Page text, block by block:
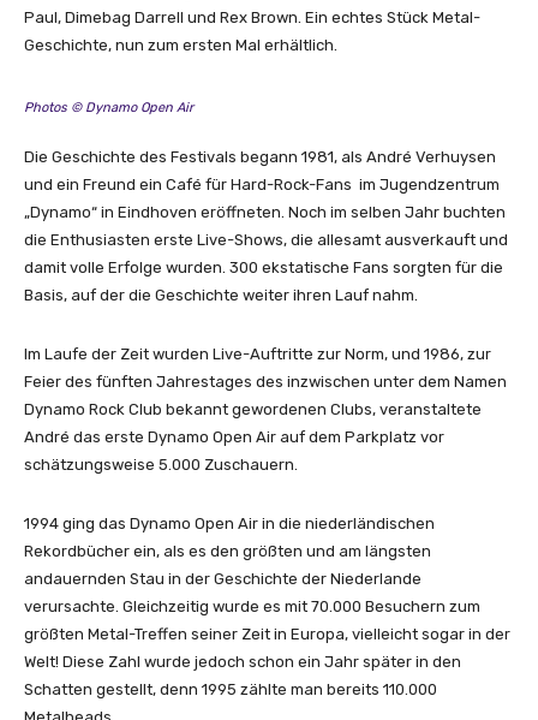
Paul, Dimebag Darrell und Rex Brown. Ein echtes Stück Metal-
Geschichte, nun zum ersten Mal erhältlich.
Photos © Dynamo Open Air
Die Geschichte des Festivals begann 1981, als André Verhuysen
und ein Freund ein Café für Hard-Rock-Fans im Jugendzentrum
„Dynamo“ in Eindhoven eröffneten. Noch im selben Jahr buchten
die Enthusiasten erste Live-Shows, die allesamt ausverkauft und
damit volle Erfolge wurden. 300 ekstatische Fans sorgten für die
Basis, auf der die Geschichte weiter ihren Lauf nahm.
Im Laufe der Zeit wurden Live-Auftritte zur Norm, und 1986, zur
Feier des fünften Jahrestages des inzwischen unter dem Namen
Dynamo Rock Club bekannt gewordenen Clubs, veranstaltete
André das erste Dynamo Open Air auf dem Parkplatz vor
schätzungsweise 5.000 Zuschauern.
1994 ging das Dynamo Open Air in die niederländischen
Rekordbücher ein, als es den größten und am längsten
andauernden Stau in der Geschichte der Niederlande
verursachte. Gleichzeitig wurde es mit 70.000 Besuchern zum
größten Metal-Treffen seiner Zeit in Europa, vielleicht sogar in der
Welt! Diese Zahl wurde jedoch schon ein Jahr später in den
Schatten gestellt, denn 1995 zählte man bereits 110.000